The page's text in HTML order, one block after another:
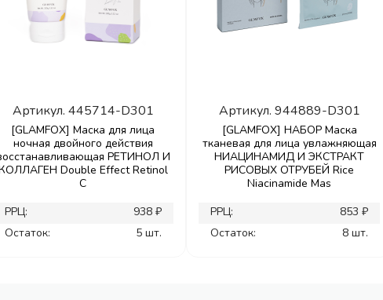
Артикул. 445714-D301
[GLAMFOX] Маска для лица
ночная двойного действия
РЕТИНОЛ И
Double Effect Retinol
C
РРЦ:
938 ₽
Остаток:
5 шт.
Артикул. 944889-D301
[GLAMFOX] НАБОР Маска
тканевая для лица увлажняющая
НИАЦИНАМИД И ЭКСТРАКТ
РИСОВЫХ ОТРУБЕЙ Rice
Niacinamide Mas
РРЦ:
853 ₽
Остаток:
8 шт.